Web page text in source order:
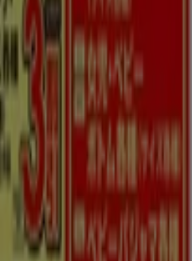
ァッション情報から最
ーでは、洋服ブランドのチラ
号などがチェックできます。ご
有名ブランドまでお手軽にチェ
けます。最新ファッションをチ
ょう♪